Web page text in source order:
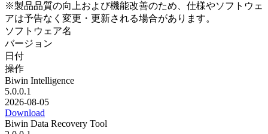
※製品品質の向上および機能改善のため、仕様やソフトウェ
アは予告なく変更・更新される場合があります。
ソフトウェア名
バージョン
日付
操作
Biwin Intelligence
5.0.0.1
2026-08-05
Download
Biwin Data Recovery Tool